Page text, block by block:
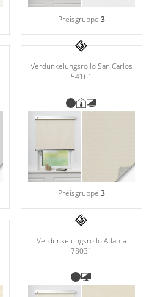
Preisgruppe 3
Verdunkelungsrollo San Carlos
54161
Preisgruppe 3
Verdunkelungsrollo Atlanta
78031